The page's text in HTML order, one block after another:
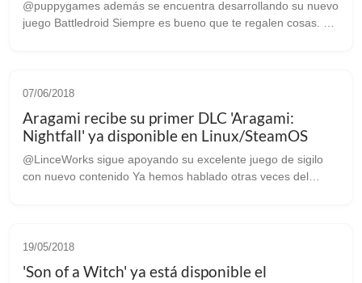
@puppygames además se encuentra desarrollando su nuevo
juego Battledroid Siempre es bueno que te regalen cosas. Y
07/06/2018
Aragami recibe su primer DLC 'Aragami:
Nightfall' ya disponible en Linux/SteamOS
@LinceWorks sigue apoyando su excelente juego de sigilo
con nuevo contenido Ya hemos hablado otras veces del
19/05/2018
'Son of a Witch' ya está disponible el